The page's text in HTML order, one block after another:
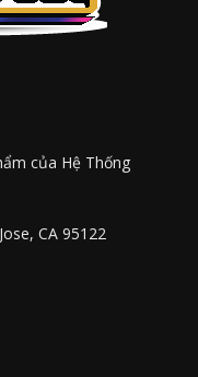
của Hệ Thống
CA 95122